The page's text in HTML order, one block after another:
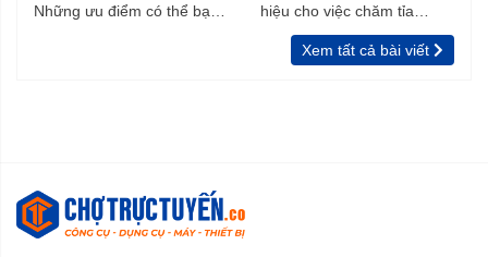
Những ưu điểm có thể bạn
hiệu cho việc chăm tỉa
vườn, rào
Xem tất cả bài viết